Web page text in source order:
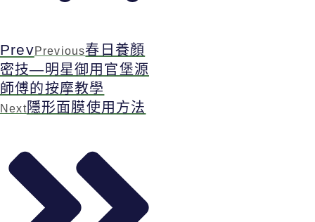
PrevPrevious春日養顏
密技—明星御用官堡源
師傅的按摩教學
Next隱形面膜使用方法